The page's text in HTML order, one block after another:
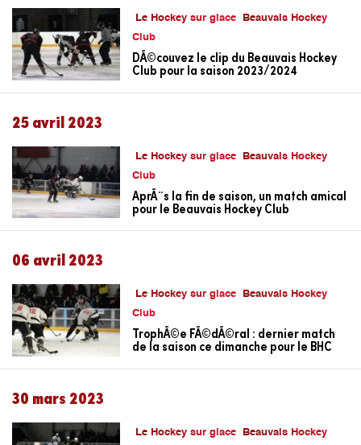
Le Hockey sur glace
Beauvais Hockey
Club
DÃ©couvez le clip du Beauvais Hockey
Club pour la saison 2023/2024
25 avril 2023
Le Hockey sur glace
Beauvais Hockey
Club
AprÃ¨s la fin de saison, un match amical
pour le Beauvais Hockey Club
06 avril 2023
Le Hockey sur glace
Beauvais Hockey
Club
TrophÃ©e FÃ©dÃ©ral : dernier match
de la saison ce dimanche pour le BHC
30 mars 2023
Le Hockey sur glace
Beauvais Hockey